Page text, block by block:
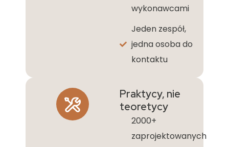
wykonawcami
Jeden zespół,
jedna osoba do
kontaktu
Praktycy, nie
teoretycy
2000+
zaprojektowanych